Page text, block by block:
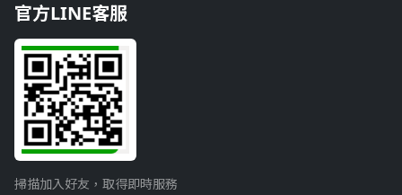
官方LINE客服
掃描加入好友，取得即時服務